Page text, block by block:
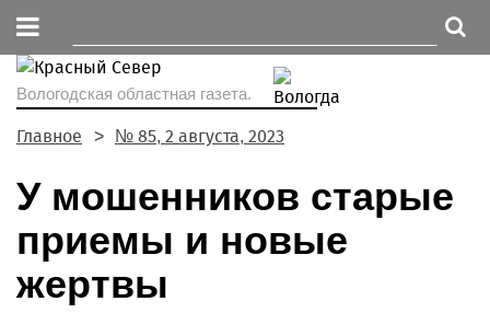
Вологодская областная газета.
Главное № 85, 2 августа, 2023
У мошенников старые
приемы и новые
жертвы